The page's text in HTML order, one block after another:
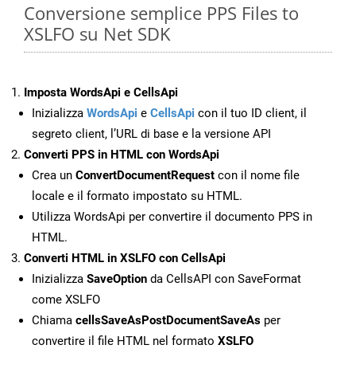
Conversione semplice PPS Files to
XSLFO su Net SDK
Imposta WordsApi e CellsApi
Inizializza WordsApi e CellsApi con il tuo ID client, il
segreto client, l’URL di base e la versione API
Converti PPS in HTML con WordsApi
Crea un ConvertDocumentRequest con il nome file
locale e il formato impostato su HTML.
Utilizza WordsApi per convertire il documento PPS in
HTML.
Converti HTML in XSLFO con CellsApi
Inizializza SaveOption da CellsAPI con SaveFormat
come XSLFO
Chiama cellsSaveAsPostDocumentSaveAs per
convertire il file HTML nel formato XSLFO